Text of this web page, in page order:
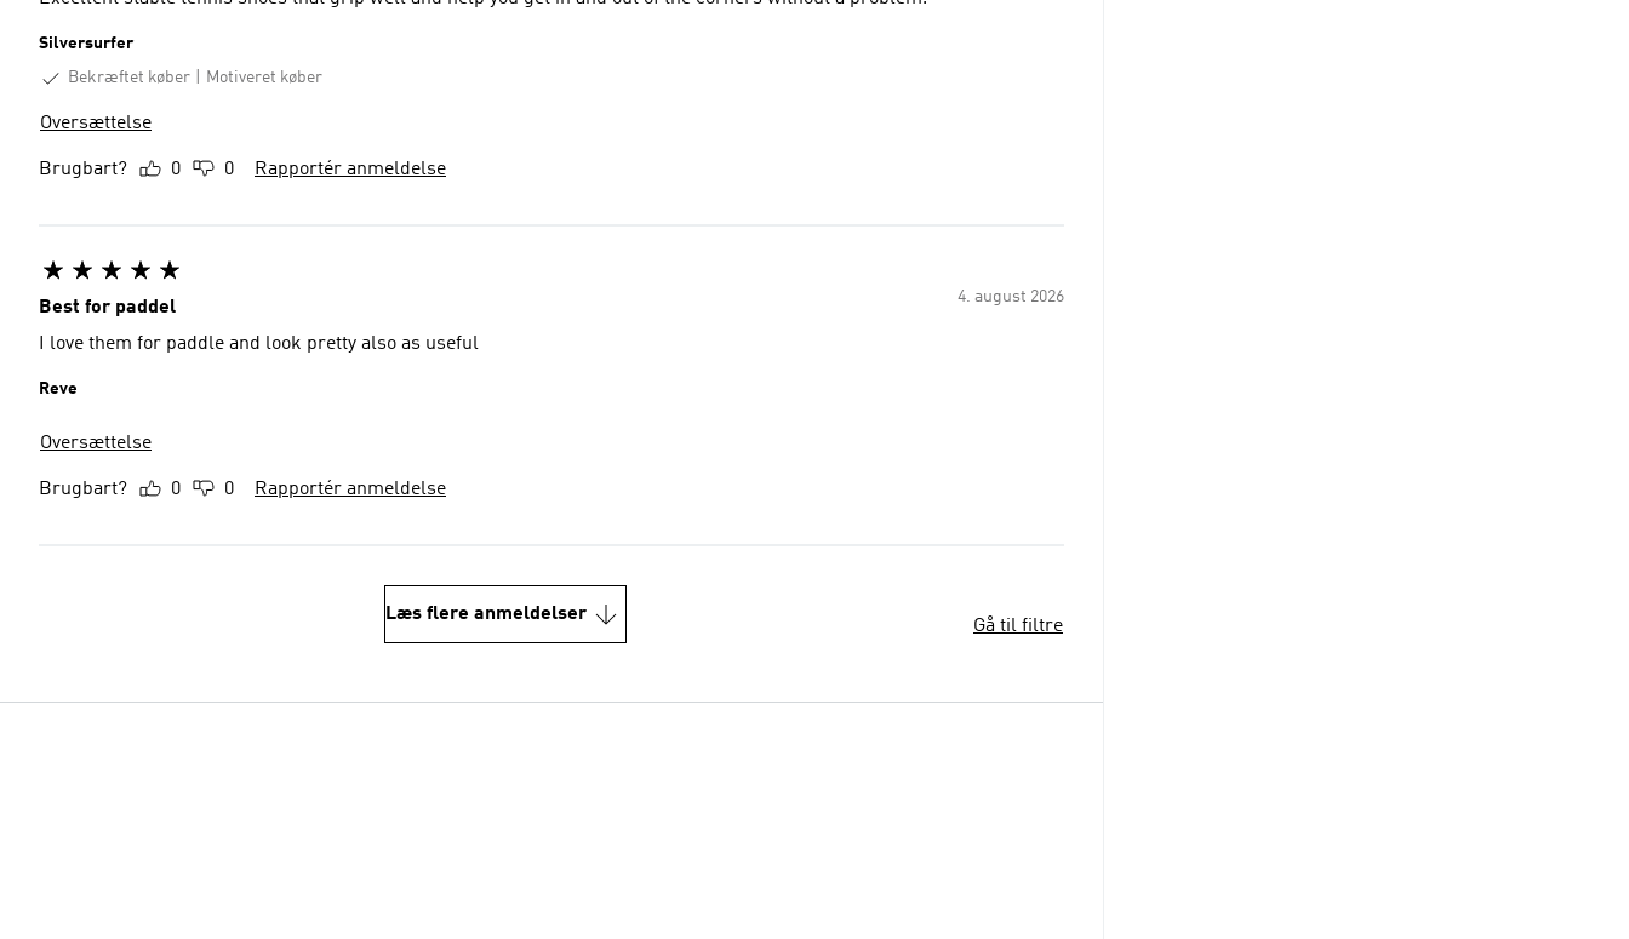
Silversurfer
Bekræftet køber
Motiveret køber
Oversættelse
Brugbart? 0 0 Rapportér anmeldelse
4. august 2026
Best for paddel
I love them for paddle and look pretty also as useful
Reve
Oversættelse
Brugbart? 0 0 Rapportér anmeldelse
Læs flere anmeldelser
Gå til filtre